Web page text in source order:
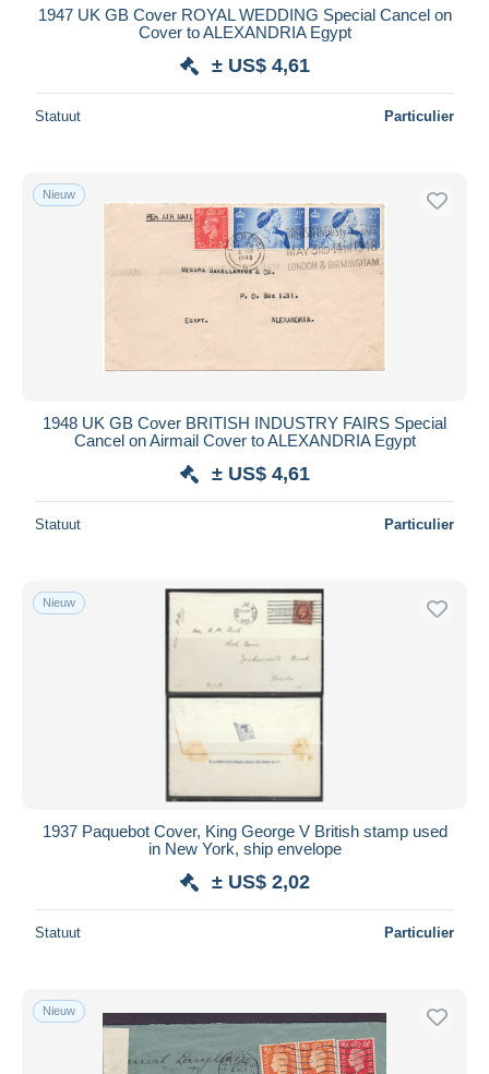
1947 UK GB Cover ROYAL WEDDING Special Cancel on
Cover to ALEXANDRIA Egypt
± US$ 4,61
Statuut Particulier
Nieuw
1948 UK GB Cover BRITISH INDUSTRY FAIRS Special
Cancel on Airmail Cover to ALEXANDRIA Egypt
± US$ 4,61
Statuut Particulier
Nieuw
1937 Paquebot Cover, King George V British stamp used
in New York, ship envelope
± US$ 2,02
Statuut Particulier
Nieuw